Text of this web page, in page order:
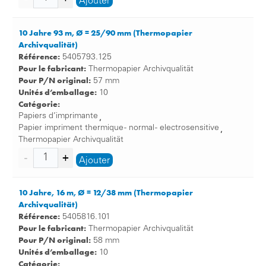
Papier en rouleaux, à bords perforés et papier
Nous proposons également différents rouleaux de
papier dans notre boutique, par exemple des
rouleaux de bons de caisse dans des qualités et
tailles diverses mais aussi des rouleaux pour
imprimantes avec perforation centrale et bords
perforés. Les papiers à bords perforés ne sont pas
seulement disponibles en rouleaux mais aussi en
papier ordinaire. Nous avons également en stock du
papier continu de taille diverse (même en version
gommée).
Nos étiquettes en différentes tailles et conceptions
(p. ex. étiquettes à colle humide) sont tout aussi
importantes. Dans une autre sous-catégorie de
papiers pour imprimantes, nous proposons
également des étiquettes à transfert thermique et
des étiquettes thermiques directes ainsi que des
10 Jahre 93 m, Ø = 25/90 mm (Thermopapier
Archivqualität)
Référence: 5405793.125
Pour le fabricant: Thermopapier Archivqualität
Pour P/N original: 57 mm
Unités d’emballage: 10
Catégorie:
Papiers d’imprimante ,
Papier impriment thermique - normal - electrosensitive ,
Thermopapier Archivqualität
Ajouter
10 Jahre, 16 m, Ø = 12/38 mm (Thermopapier
Archivqualität)
Référence: 5405816.101
Pour le fabricant: Thermopapier Archivqualität
Pour P/N original: 58 mm
Unités d’emballage: 10
Catégorie: